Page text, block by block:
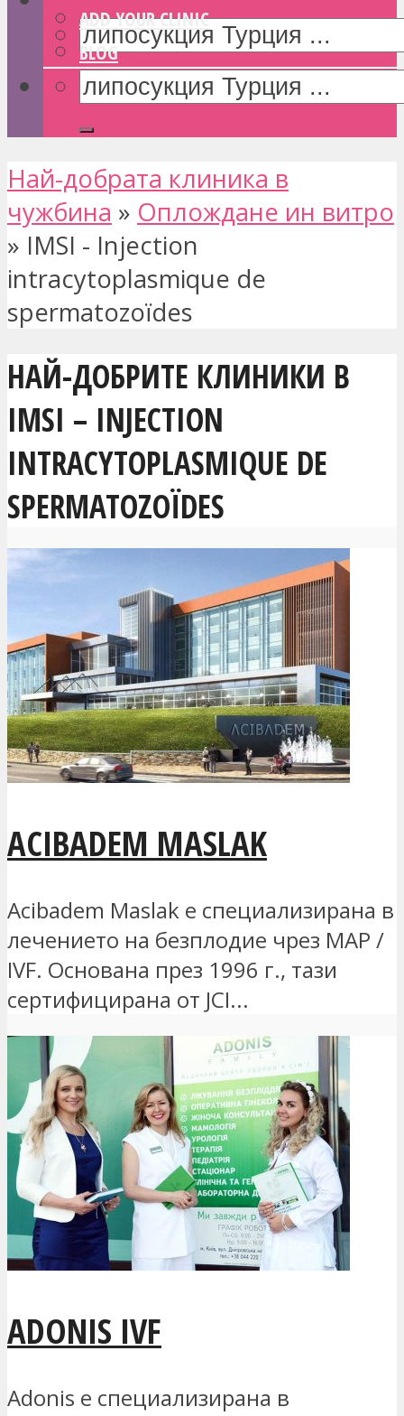
ADD YOUR CLINIC
BLOG
Най-добрата клиника в
чужбина » Оплождане ин витро
» IMSI - Injection
intracytoplasmique de
spermatozoïdes
НАЙ-ДОБРИТЕ КЛИНИКИ В
IMSI – INJECTION
INTRACYTOPLASMIQUE DE
SPERMATOZOÏDES
ACIBADEM MASLAK
Acibadem Maslak е специализирана в
лечението на безплодие чрез MAP /
IVF. Основана през 1996 г., тази
сертифицирана от JCI...
ADONIS IVF
Adonis е специализирана в